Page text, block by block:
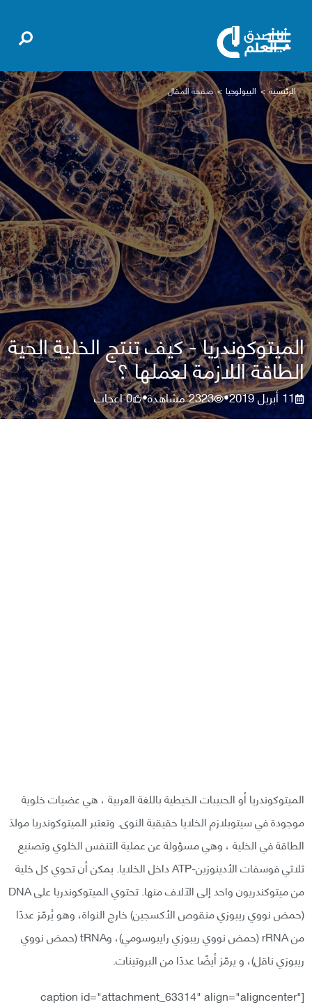
الرئيسية البيولوجيا صفحة المقال
الميتوكوندريا - كيف تنتج الخلية الحية
الطاقة اللازمة لعملها ؟
11 أبريل 2019 •
2323مشاهدة•
0اعجاب
الميتوكوندريا أو الحبيبات الخيطية باللغة العربية ، هي عضيات خلوية
موجودة في سيتوبلازم الخلايا حقيقية النوى. وتعتبر الميتوكوندريا مولدَ
الطاقة في الخلية ، وهي مسؤولة عن عملية التنفس الخلوي وتصنيع
ثلاثي فوسفات الأدينوزين-ATP داخل الخلايا. يمكن أن تحوي كل خلية
من ميتوكندريون واحد إلى الآلاف منها. تحتوي الميتوكوندريا على DNA
(حمض نووي ريبوزي منقوص الأكسجين) خارج النواة، وهو يُرمّز عددًا
من rRNA (حمض نووي ريبوزي رايبوسومي)، وtRNA (حمض نووي
ريبوزي ناقل)، و يرمّز أيضًا عددًا من البروتينات.
[caption id="attachment_63314" align="aligncenter"